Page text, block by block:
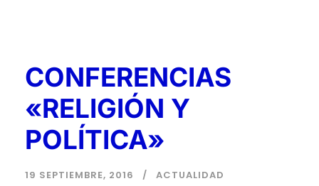
CONFERENCIAS
«RELIGIÓN Y
POLÍTICA»
19 SEPTIEMBRE, 2016 ACTUALIDAD